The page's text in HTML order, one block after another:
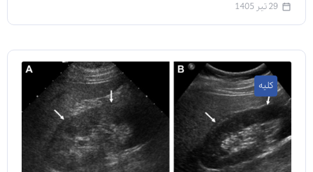
29 تیر 1405
کلیه